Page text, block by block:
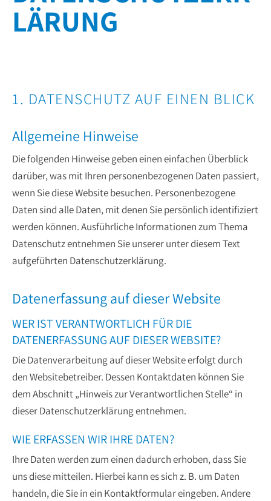
LÄRUNG
1. DATENSCHUTZ AUF EINEN BLICK
Allgemeine Hinweise
Die folgenden Hinweise geben einen einfachen Überblick
darüber, was mit Ihren personenbezogenen Daten passiert,
wenn Sie diese Website besuchen. Personenbezogene
Daten sind alle Daten, mit denen Sie persönlich identifiziert
werden können. Ausführliche Informationen zum Thema
Datenschutz entnehmen Sie unserer unter diesem Text
aufgeführten Datenschutzerklärung.
Datenerfassung auf dieser Website
WER IST VERANTWORTLICH FÜR DIE
DATENERFASSUNG AUF DIESER WEBSITE?
Die Datenverarbeitung auf dieser Website erfolgt durch
den Websitebetreiber. Dessen Kontaktdaten können Sie
dem Abschnitt „Hinweis zur Verantwortlichen Stelle“ in
dieser Datenschutzerklärung entnehmen.
WIE ERFASSEN WIR IHRE DATEN?
Ihre Daten werden zum einen dadurch erhoben, dass Sie
uns diese mitteilen. Hierbei kann es sich z. B. um Daten
handeln, die Sie in ein Kontaktformular eingeben. Andere